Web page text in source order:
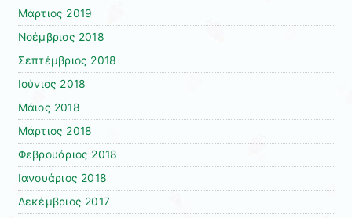
Μάρτιος 2019
Νοέμβριος 2018
Σεπτέμβριος 2018
Ιούνιος 2018
Μάιος 2018
Μάρτιος 2018
Φεβρουάριος 2018
Ιανουάριος 2018
Δεκέμβριος 2017